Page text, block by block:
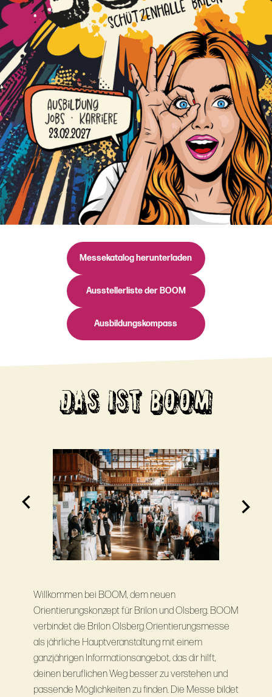
Messekatalog herunterladen
Ausstellerliste der BOOM
Ausbildungskompass
DAS IST BOOM
Willkommen bei BOOM, dem neuen
Orientierungskonzept für Brilon und Olsberg. BOOM
verbindet die Brilon Olsberg Orientierungsmesse
als jährliche Hauptveranstaltung mit einem
ganzjährigen Informationsangebot, das dir hilft,
deinen beruflichen Weg besser zu verstehen und
passende Möglichkeiten zu ﬁnden. Die Messe bildet